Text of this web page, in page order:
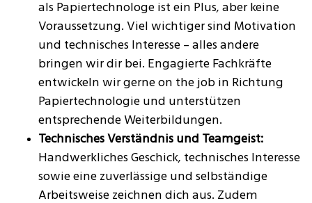
als Papiertechnologe ist ein Plus, aber keine
Voraussetzung. Viel wichtiger sind Motivation
und technisches Interesse – alles andere
bringen wir dir bei. Engagierte Fachkräfte
entwickeln wir gerne on the job in Richtung
Papiertechnologie und unterstützen
entsprechende Weiterbildungen.
Technisches Verständnis und Teamgeist:
Handwerkliches Geschick, technisches Interesse
sowie eine zuverlässige und selbständige
Arbeitsweise zeichnen dich aus. Zudem